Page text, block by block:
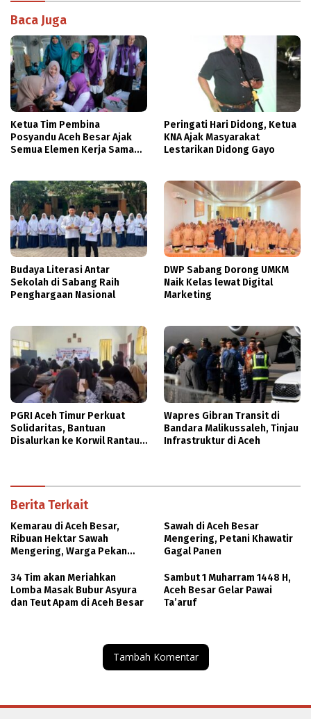
Baca Juga
Ketua Tim Pembina
Posyandu Aceh Besar Ajak
Semua Elemen Kerja Sama
Peringati Hari Didong, Ketua
KNA Ajak Masyarakat
Lestarikan Didong Gayo
Budaya Literasi Antar
Sekolah di Sabang Raih
Penghargaan Nasional
DWP Sabang Dorong UMKM
Naik Kelas lewat Digital
Marketing
PGRI Aceh Timur Perkuat
Solidaritas, Bantuan
Disalurkan ke Korwil Rantau
Wapres Gibran Transit di
Bandara Malikussaleh, Tinjau
Infrastruktur di Aceh
Berita Terkait
Kemarau di Aceh Besar,
Ribuan Hektar Sawah
Mengering, Warga Pekan
Sawah di Aceh Besar
Mengering, Petani Khawatir
Gagal Panen
34 Tim akan Meriahkan
Lomba Masak Bubur Asyura
dan Teut Apam di Aceh Besar
Sambut 1 Muharram 1448 H,
Aceh Besar Gelar Pawai
Ta’aruf
Tambah Komentar